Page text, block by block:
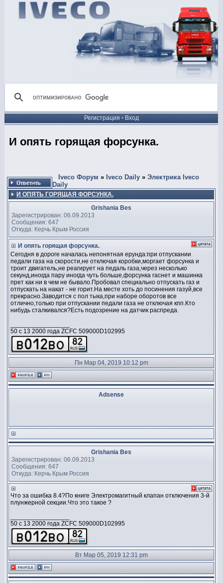
Регистрация • Вход
И опять горящая форсунка.
Iveco Форум » Iveco Daily » Электрика Iveco
Daily
И ОПЯТЬ ГОРЯЩАЯ ФОРСУНКА.
Grishania Bes
Зарегистрирован: 06.09.2013
Сообщения: 647
Откуда: Керчь Крым Россия
И опять горящая форсунка.
Сегодня в дороге началась непонятная ерунда:при отпускании
педали газа на скорости,не отключая коробки,моргает форсунка и
троит двигатель,не реагирует на педаль газа,через несколько
секунд,иногда пару иногда чуть больше,форсунка гаснет и машинка
прет как ни в чем не бывало.Пробовал специально отпускать газ и
отпускать на накат - не горит.На месте хоть до посинения газуй,все
прекрасно.Заводится с пол тыка,при наборе оборотов все
отлично,только при отпускании педали газа не отключая кпп.Кто
нибудь сталкивался?Есть подозрение на датчик распреда.
50 c 13 2000 года ZCFC 509000D102995
Пн Мар 04, 2019 10:12 pm
Adsense
Grishania Bes
Зарегистрирован: 06.09.2013
Сообщения: 647
Откуда: Керчь Крым Россия
Что за ошибка 8.4?По книге Электромагитный клапан отключения 3-й
плунжерной секции.Что это такое ?
50 c 13 2000 года ZCFC 509000D102995
Вт Мар 05, 2019 12:31 pm